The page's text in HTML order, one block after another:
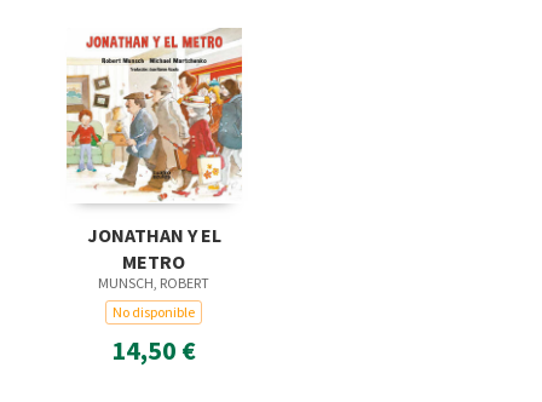
JONATHAN Y EL
METRO
MUNSCH, ROBERT
No disponible
14,50 €